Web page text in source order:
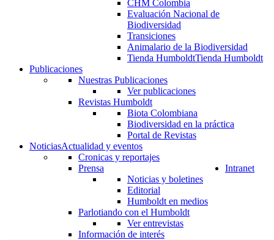
CHM Colombia
Evaluación Nacional de
Biodiversidad
Transiciones
Animalario de la Biodiversidad
Tienda HumboldtTienda Humboldt
Publicaciones
Nuestras Publicaciones
Ver publicaciones
Revistas Humboldt
Biota Colombiana
Biodiversidad en la práctica
Portal de Revistas
NoticiasActualidad y eventos
Cronicas y reportajes
Prensa
Noticias y boletines
Editorial
Humboldt en medios
Parlotiando con el Humboldt
Ver entrevistas
Información de interés
Intranet